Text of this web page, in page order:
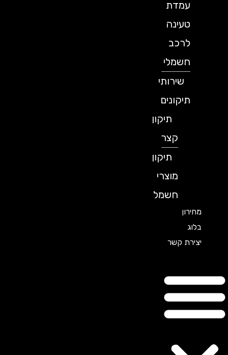
עמדת
טעינה
לרכב
חשמלי
שירותי
תיקונים
תיקון
תיקון
מוצרי
חשמל
מחירון
יצירת קשר